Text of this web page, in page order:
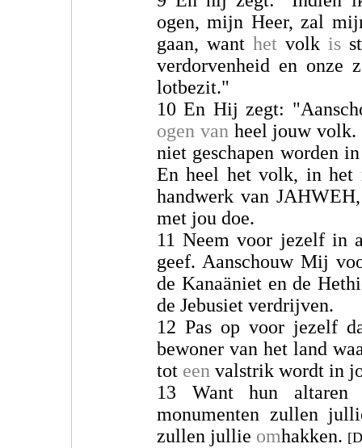
ogen, mijn Heer, zal
gaan, want hetvolk is
verdorvenheid en onze
lotbezit."
10 En Hij zegt:
ogen van heel jouw
niet geschapen worden
En heel het volk, in het
handwerk van
met jou doe.
11 Neem voor jezelf in
geef. Aanschouw Mij
de Kanaäniet en de
de Jebusiet verdrijven.
12 Pas op voor jezelf
bewoner van het land
tot een valstrik wordt in
13 Want hun
monumenten zullen
zullen jullie omhakken.